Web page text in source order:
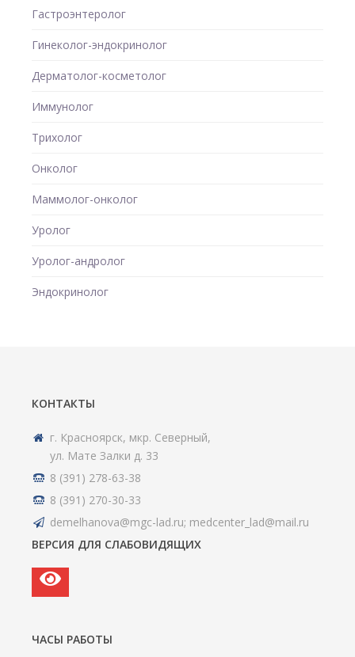
Гастроэнтеролог
Гинеколог-эндокринолог
Дерматолог-косметолог
Иммунолог
Трихолог
Онколог
Маммолог-онколог
Уролог
Уролог-андролог
Эндокринолог
КОНТАКТЫ
г. Красноярск, мкр. Северный,
ул. Мате Залки д. 33
8 (391) 278-63-38
8 (391) 270-30-33
demelhanova@mgc-lad.ru; medcenter_lad@mail.ru
ВЕРСИЯ ДЛЯ СЛАБОВИДЯЩИХ
ЧАСЫ РАБОТЫ